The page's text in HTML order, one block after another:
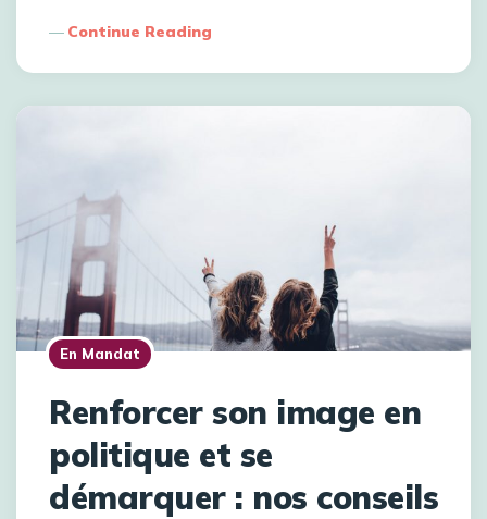
Continue Reading
En Mandat
Renforcer son image en
politique et se
démarquer : nos conseils